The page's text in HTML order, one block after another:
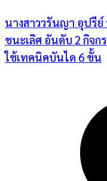
นางสาววรันญา อุปรีย์
ชนะเลิศ อันดับ 2 กิจก
ใช้เทคนิคบันได 6 ขั้น